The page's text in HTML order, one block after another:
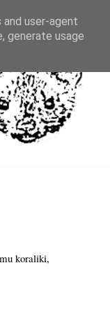
koraliki,
user-agent
generate usage